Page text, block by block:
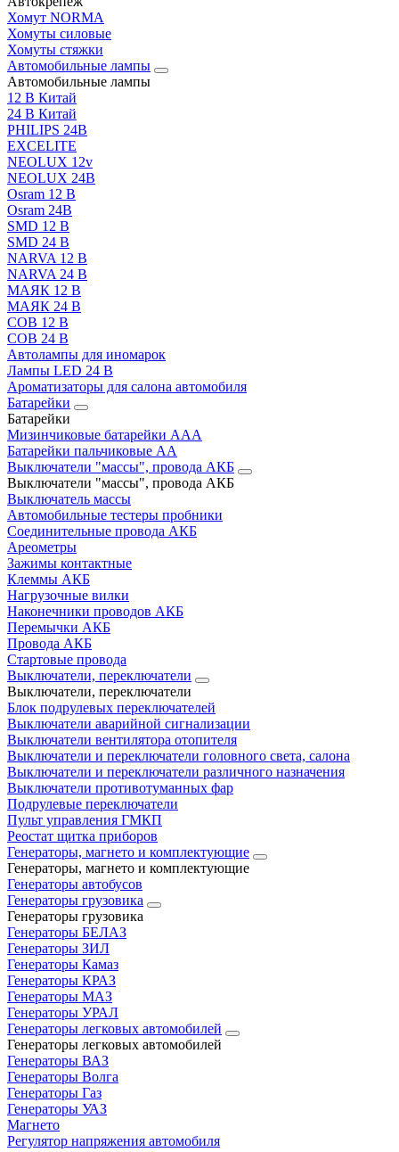
Хомут NORMA
Хомуты силовые
Хомуты стяжки
Автомобильные лампы
Автомобильные лампы
12 В Китай
24 В Китай
PHILIPS 24В
EXCELITE
NEOLUX 12v
NEOLUX 24В
Osram 12 В
Osram 24В
SMD 12 В
SMD 24 В
NARVA 12 В
NARVA 24 В
МАЯК 12 В
МАЯК 24 В
COB 12 В
COB 24 В
Автолампы для иномарок
Лампы LED 24 B
Ароматизаторы для салона автомобиля
Батарейки
Батарейки
Мизинчиковые батарейки AAA
Батарейки пальчиковые АА
Выключатели "массы", провода АКБ
Выключатели "массы", провода АКБ
Выключатель массы
Автомобильные тестеры пробники
Соединительные провода АКБ
Ареометры
Зажимы контактные
Клеммы АКБ
Нагрузочные вилки
Наконечники проводов АКБ
Перемычки АКБ
Провода АКБ
Стартовые провода
Выключатели, переключатели
Выключатели, переключатели
Блок подрулевых переключателей
Выключатели аварийной сигнализации
Выключатели вентилятора отопителя
Выключатели и переключатели головного света, салона
Выключатели и переключатели различного назначения
Выключатели противотуманных фар
Подрулевые переключатели
Пульт управления ГМКП
Реостат щитка приборов
Генераторы, магнето и комплектующие
Генераторы, магнето и комплектующие
Генераторы автобусов
Генераторы грузовика
Генераторы грузовика
Генераторы БЕЛАЗ
Генераторы ЗИЛ
Генераторы Камаз
Генераторы КРАЗ
Генераторы МАЗ
Генераторы УРАЛ
Генераторы легковых автомобилей
Генераторы легковых автомобилей
Генераторы ВАЗ
Генераторы Волга
Генераторы Газ
Генераторы УАЗ
Магнето
Регулятор напряжения автомобиля